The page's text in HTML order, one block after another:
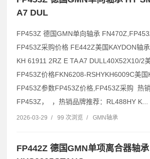
A7 DUL
FP453Z 德国GMN单向轴承
FP453Z采购价格 FE442Z美国KAYDON轴
KH 61911 2RZ E TA A7 DULL40X52X10/2
FP453Z价格FKN6208-RSHYKH6009C美国
FP453Z参数FP453Z价格,FP453Z采购 热销
FP453Z， ，热销品牌推荐：RL488HY K...
2026-03-29 / 99 次浏览 / GMN轴承
FP442Z 德国GMN单项离合器轴承